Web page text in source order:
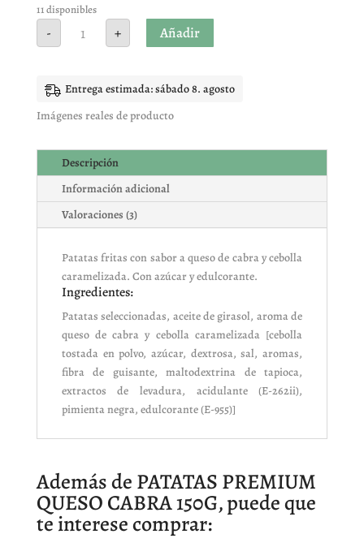
de 5 en
base a
valoracione
11 disponibles
-
PATATAS
PREMIUM+ Añadir
Entrega estimada: sábado 8. agosto
Imágenes reales de producto
Descripción
Información adicional
Valoraciones (3)
Patatas fritas con sabor a queso de cabra y cebolla
caramelizada. Con azúcar y edulcorante.
Ingredientes:
Patatas seleccionadas, aceite de girasol, aroma de
queso de cabra y cebolla caramelizada [cebolla
tostada en polvo, azúcar, dextrosa, sal, aromas,
fibra de guisante, maltodextrina de tapioca,
extractos de levadura, acidulante (E-262ii),
pimienta negra, edulcorante (E-955)]
Además de PATATAS PREMIUM
QUESO CABRA 150G, puede que
te interese comprar: